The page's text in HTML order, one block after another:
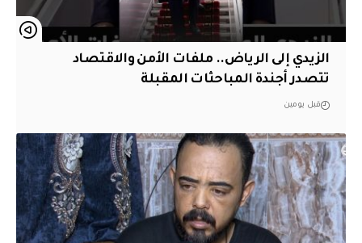
الزيدي إلى الرياض.. ملفات الأمن والاقتصاد
تتصدر أجندة المباحثات المقبلة
قبل يومين